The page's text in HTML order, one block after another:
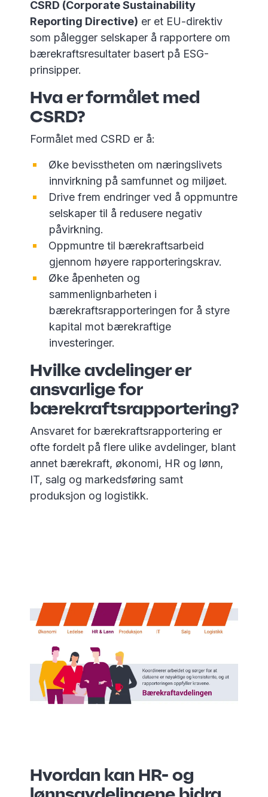
CSRD (Corporate Sustainability
Reporting Directive) er et EU-direktiv
som pålegger selskaper å rapportere om
bærekraftsresultater basert på ESG-
prinsipper.
Hva er formålet med
CSRD?
Formålet med CSRD er å:
Øke bevisstheten om næringslivets
innvirkning på samfunnet og miljøet.
Drive frem endringer ved å oppmuntre
selskaper til å redusere negativ
påvirkning.
Oppmuntre til bærekraftsarbeid
gjennom høyere rapporteringskrav.
Øke åpenheten og
sammenlignbarheten i
bærekraftsrapporteringen for å styre
kapital mot bærekraftige
investeringer.
Hvilke avdelinger er
ansvarlige for
bærekraftsrapportering?
Ansvaret for bærekraftsrapportering er
ofte fordelt på flere ulike avdelinger, blant
annet bærekraft, økonomi, HR og lønn,
IT, salg og markedsføring samt
produksjon og logistikk.
Hvordan kan HR- og